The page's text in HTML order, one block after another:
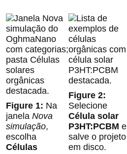
Na
janela Nova
simulação,
escolha
Células
Selecione
Célula solar
P3HT:PCBM e
salve o projeto
em disco.